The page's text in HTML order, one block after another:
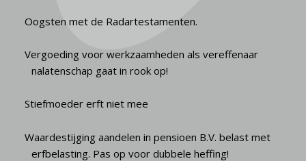
Oogsten met de Radartestamenten.
Vergoeding voor werkzaamheden als vereffenaar
nalatenschap gaat in rook op!
Stiefmoeder erft niet mee
Waardestijging aandelen in pensioen B.V. belast met
erfbelasting. Pas op voor dubbele heffing!